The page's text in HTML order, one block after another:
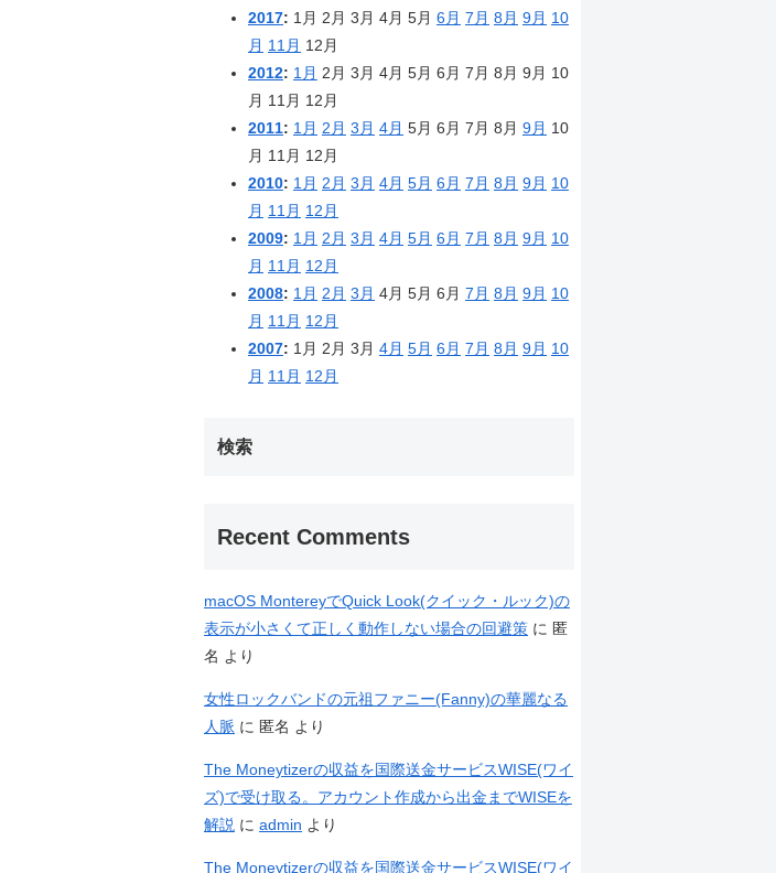
2017: 1月 2月 3月 4月 5月 6月 7月 8月 9月 10
月 11月 12月
2012: 1月 2月 3月 4月 5月 6月 7月 8月 9月 10
月 11月 12月
2011: 1月 2月 3月 4月 5月 6月 7月 8月 9月 10
月 11月 12月
2010: 1月 2月 3月 4月 5月 6月 7月 8月 9月 10
月 11月 12月
2009: 1月 2月 3月 4月 5月 6月 7月 8月 9月 10
月 11月 12月
2008: 1月 2月 3月 4月 5月 6月 7月 8月 9月 10
月 11月 12月
2007: 1月 2月 3月 4月 5月 6月 7月 8月 9月 10
月 11月 12月
検索
Recent Comments
macOS MontereyでQuick Look(クイック・ルック)の
表示が小さくて正しく動作しない場合の回避策 に 匿
名 より
女性ロックバンドの元祖ファニー(Fanny)の華麗なる
人脈 に 匿名 より
The Moneytizerの収益を国際送金サービスWISE(ワイ
ズ)で受け取る。アカウント作成から出金までWISEを
解説 に admin より
The Moneytizerの収益を国際送金サービスWISE(ワイ